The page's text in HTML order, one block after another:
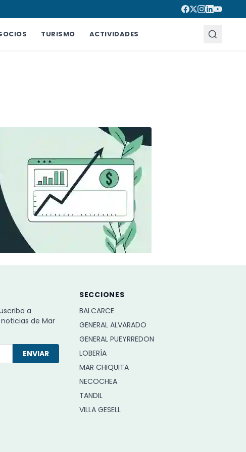
TURISMO ACTIVIDADES
a
de Mar
ENVIAR
SECCIONES
BALCARCE
GENERAL ALVARADO
GENERAL PUEYRREDON
LOBERÍA
MAR CHIQUITA
NECOCHEA
TANDIL
VILLA GESELL